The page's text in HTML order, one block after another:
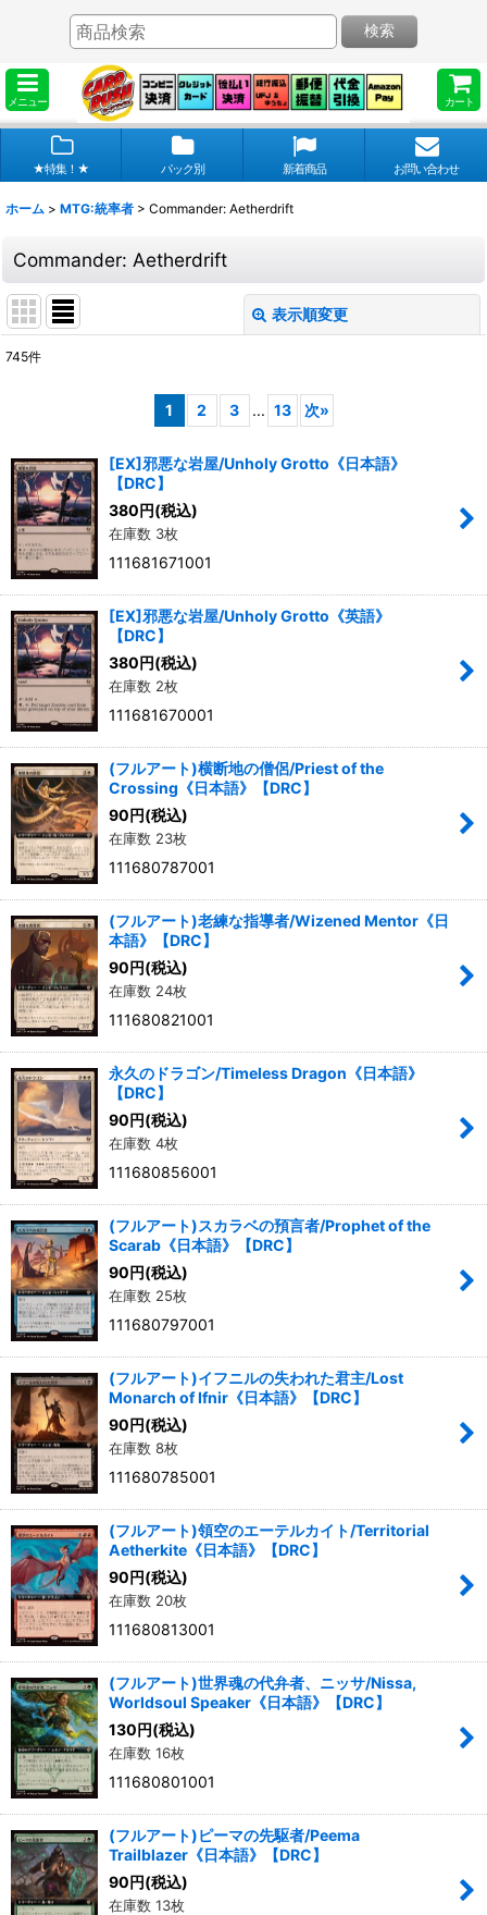
メニュー カート
検索
★特集！★ パック別 新着商品 お問い合わせ
ホーム > MTG:統率者 > Commander: Aetherdrift
Commander: Aetherdrift
表示順変更
並び順:
745件
1 2 3 ... 13 次»
[EX]邪悪な岩屋/Unholy Grotto《日本語》
【DRC】
380円(税込)
在庫数 3枚
111681671001
[EX]邪悪な岩屋/Unholy Grotto《英語》
【DRC】
380円(税込)
在庫数 2枚
111681670001
(フルアート)横断地の僧侶/Priest of the
Crossing《日本語》【DRC】
90円(税込)
在庫数 23枚
111680787001
(フルアート)老練な指導者/Wizened Mentor《日
本語》【DRC】
90円(税込)
在庫数 24枚
111680821001
永久のドラゴン/Timeless Dragon《日本語》
【DRC】
90円(税込)
在庫数 4枚
111680856001
(フルアート)スカラベの預言者/Prophet of the
Scarab《日本語》【DRC】
90円(税込)
在庫数 25枚
111680797001
(フルアート)イフニルの失われた君主/Lost
Monarch of Ifnir《日本語》【DRC】
90円(税込)
在庫数 8枚
111680785001
(フルアート)領空のエーテルカイト/Territorial
Aetherkite《日本語》【DRC】
90円(税込)
在庫数 20枚
111680813001
(フルアート)世界魂の代弁者、ニッサ/Nissa,
Worldsoul Speaker《日本語》【DRC】
130円(税込)
在庫数 16枚
111680801001
(フルアート)ピーマの先駆者/Peema
Trailblazer《日本語》【DRC】
90円(税込)
在庫数 13枚